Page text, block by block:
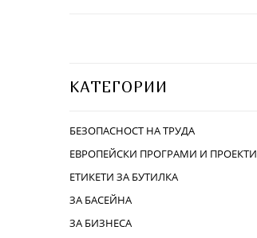
КАТЕГОРИИ
БЕЗОПАСНОСТ НА ТРУДА
ЕВРОПЕЙСКИ ПРОГРАМИ И ПРОЕКТИ
ЕТИКЕТИ ЗА БУТИЛКА
ЗА БАСЕЙНА
ЗА БИЗНЕСА